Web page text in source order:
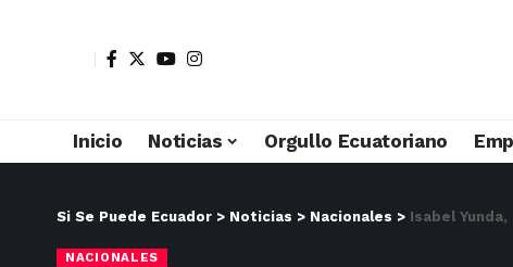
Inicio Noticias Orgullo Ecuatoriano
Si Se Puede Ecuador > Noticias > Nacionales > Isabel
NACIONALES